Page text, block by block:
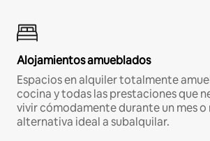
Alojamientos amueblados
Espacios en alquiler totalmente
cocina y todas las prestaciones que
vivir cómodamente durante un mes o
alternativa ideal a subalquilar.